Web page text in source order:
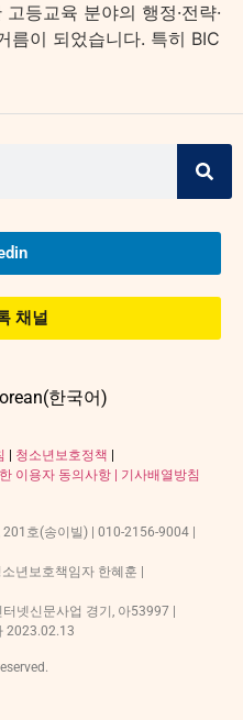
등교육 분야의 행정·전략·
름이 되었습니다. 특히 BIC
채널
한국어)
| 청소년보호정책 |
이용자 동의사항 | 기사배열방침
호(송이빌) | 010-2156-9004 |
년보호책임자 한혜훈 |
넷신문사업 경기, 아53997 |
2023.02.13